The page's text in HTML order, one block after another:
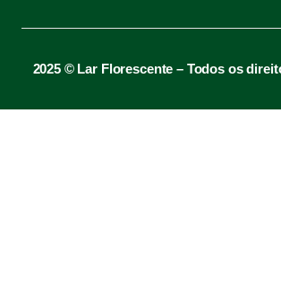
2025 © Lar Florescente – Todos os